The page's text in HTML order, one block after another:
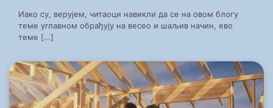
Иако су, верујем, читаоци навикли да се на овом блогу
теме углавном обрађују на весео и шаљив начин, ево
теме […]